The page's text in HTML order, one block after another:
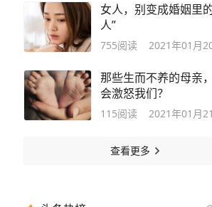
女人，别变成婚姻里
人”
755阅读 2021年01月
那些生而不养的母亲
会激怒我们？
115阅读 2021年01月
查看更多